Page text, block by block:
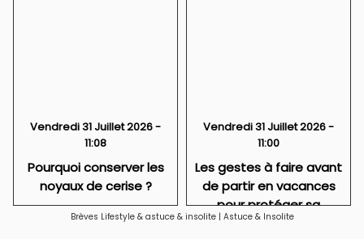
Vendredi 31 Juillet 2026 -
11:08
Pourquoi conserver les
noyaux de cerise ?
Vendredi 31 Juillet 2026 -
11:00
Les gestes à faire avant
de partir en vacances
pour protéger sa
maison
Brèves Lifestyle & astuce & insolite | Astuce & Insolite